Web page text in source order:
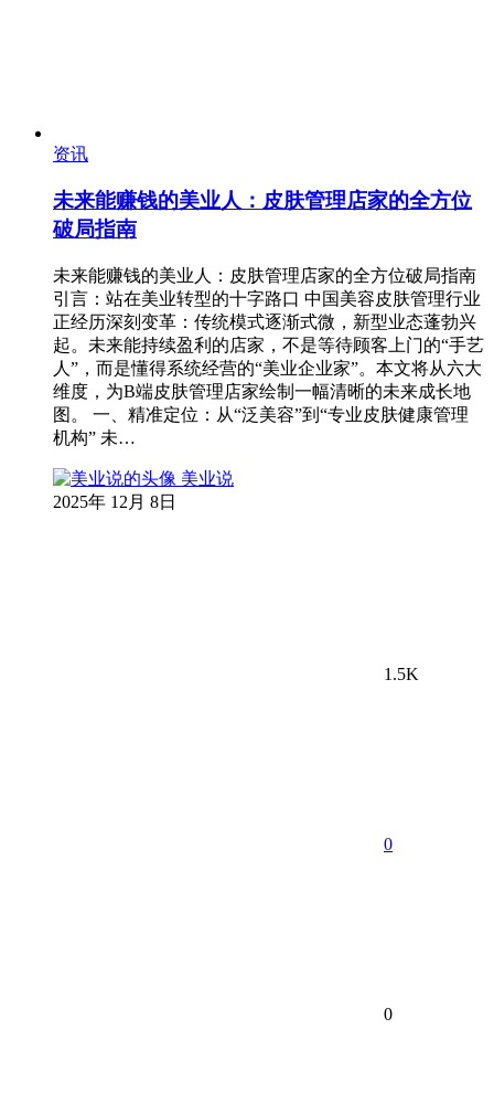
资讯
未来能赚钱的美业人：皮肤管理店家的全方位
破局指南
未来能赚钱的美业人：皮肤管理店家的全方位破局指南
引言：站在美业转型的十字路口 中国美容皮肤管理行业
正经历深刻变革：传统模式逐渐式微，新型业态蓬勃兴
起。未来能持续盈利的店家，不是等待顾客上门的“手艺
人”，而是懂得系统经营的“美业企业家”。本文将从六大
维度，为B端皮肤管理店家绘制一幅清晰的未来成长地
图。 一、精准定位：从“泛美容”到“专业皮肤健康管理
机构” 未…
美业说
2025年 12月 8日
1.5K
0
0